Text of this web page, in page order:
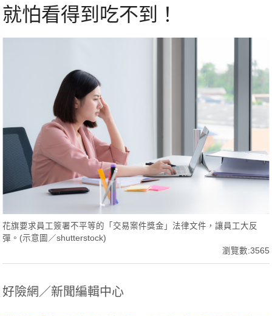
就怕看得到吃不到！
花旗要求員工簽署不平等的「交易案件獎金」法律文件，讓員工大反
彈。(示意圖／shutterstock)
瀏覽數:3565
好險網／新聞編輯中心